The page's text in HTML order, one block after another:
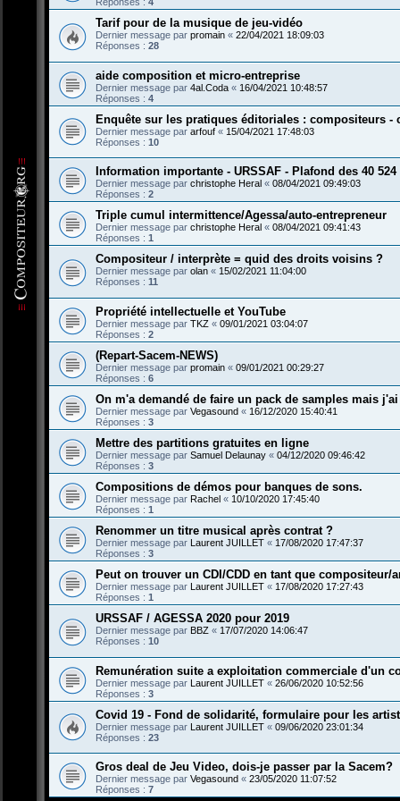
Tarif pour de la musique de jeu-vidéo
Dernier message par promain « 22/04/2021 18:09:03
Réponses : 28
aide composition et micro-entreprise
Dernier message par 4al.Coda « 16/04/2021 10:48:57
Réponses : 4
Enquête sur les pratiques éditoriales : compositeurs -
Dernier message par arfouf « 15/04/2021 17:48:03
Réponses : 10
Information importante - URSSAF - Plafond des 40 524
Dernier message par christophe Heral « 08/04/2021 09:49:03
Réponses : 2
Triple cumul intermittence/Agessa/auto-entrepreneur
Dernier message par christophe Heral « 08/04/2021 09:41:43
Réponses : 1
Compositeur / interprète = quid des droits voisins ?
Dernier message par olan « 15/02/2021 11:04:00
Réponses : 11
Propriété intellectuelle et YouTube
Dernier message par TKZ « 09/01/2021 03:04:07
Réponses : 2
(Repart-Sacem-NEWS)
Dernier message par promain « 09/01/2021 00:29:27
Réponses : 6
On m'a demandé de faire un pack de samples mais
Dernier message par Vegasound « 16/12/2020 15:40:41
Réponses : 3
Mettre des partitions gratuites en ligne
Dernier message par Samuel Delaunay « 04/12/2020 09:46:42
Réponses : 3
Compositions de démos pour banques de sons.
Dernier message par Rachel « 10/10/2020 17:45:40
Réponses : 1
Renommer un titre musical après contrat ?
Dernier message par Laurent JUILLET « 17/08/2020 17:47:37
Réponses : 3
Peut on trouver un CDI/CDD en tant que compositeur/
Dernier message par Laurent JUILLET « 17/08/2020 17:27:43
Réponses : 1
URSSAF / AGESSA 2020 pour 2019
Dernier message par BBZ « 17/07/2020 14:06:47
Réponses : 10
Remunération suite a exploitation commerciale d'un
Dernier message par Laurent JUILLET « 26/06/2020 10:52:56
Réponses : 3
Covid 19 - Fond de solidarité, formulaire pour les
Dernier message par Laurent JUILLET « 09/06/2020 23:01:34
Réponses : 23
Gros deal de Jeu Video, dois-je passer par la Sacem?
Dernier message par Vegasound « 23/05/2020 11:07:52
Réponses : 7